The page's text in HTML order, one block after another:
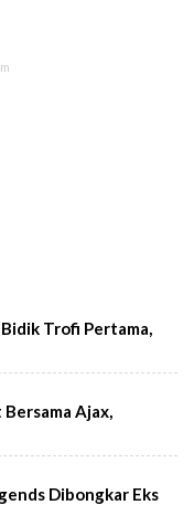
Bidik Trofi Pertama,
Ajax,
Dibongkar Eks